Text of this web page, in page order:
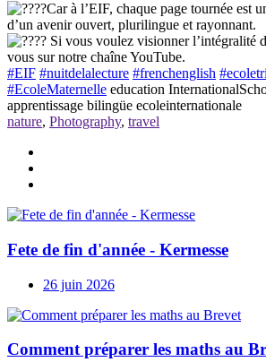
Car à l’EIF, chaque page tournée est
d’un avenir ouvert, plurilingue et rayonnant.
Si vous voulez visionner l’intégralité
vous sur notre chaîne YouTube.
#EIF #nuitdelalecture #frenchenglish
#EcoleMaternelle education
apprentissage bilingüe ecoleinternationale
nature, Photography, travel
Fete de fin d'année - Kermesse
26 juin 2026
Comment préparer les maths au